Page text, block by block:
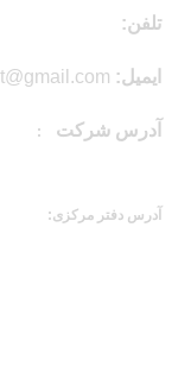
تلفن:
ایمیل:
آدرس شرکت :
آدرس دفتر مرکزی: